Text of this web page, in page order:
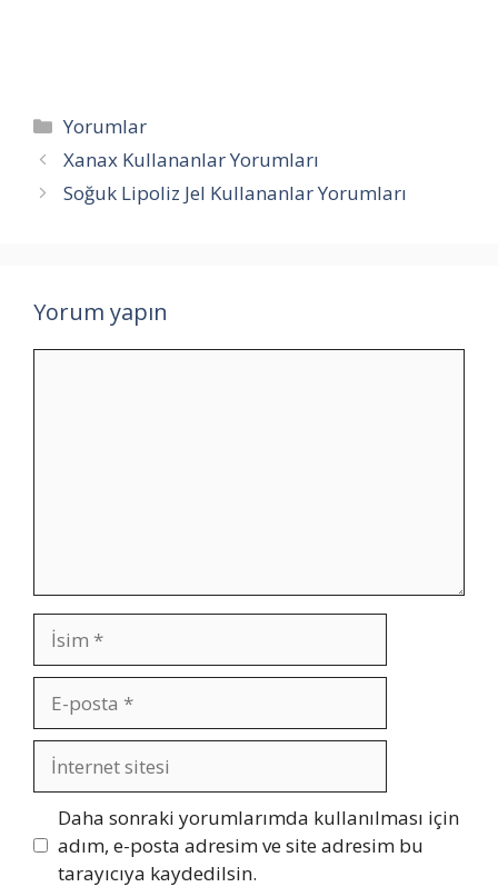
Kategoriler
Yorumlar
Xanax Kullananlar Yorumları
Soğuk Lipoliz Jel Kullananlar Yorumları
Yorum yapın
İsim
posta
İnternet
sitesi
Daha sonraki yorumlarımda kullanılması için
adım, e-posta adresim ve site adresim bu
tarayıcıya kaydedilsin.